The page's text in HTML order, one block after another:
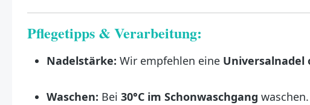
Pflegetipps & Verarbeitung:
Nadelstärke: Wir empfehlen eine Universalnadel
Waschen: Bei 30°C im Schonwaschgang